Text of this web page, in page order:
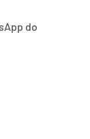
do